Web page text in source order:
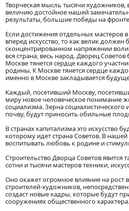
Творческая мысль тысячи
величию достойное нашей
результаты, большие победы на фронте
Если достижения отдельных мастеров
вперед искусство, то как велик
сконцентрированном напряжении воли
вся страна, весь народ. Дворец
Москве тянется сердце каждого
родины. К Москве тянется сердце
именно в Москве закладывается
Каждый, посетивший Москву,
миру новое человеческое понимание
социализма. Зерна социалистического
почву, будут приносить обильные
В странах капитализма это искусство
которому идет страна Советов. В
воспитывать любовь к родине и
Строительство Дворца Советов
сотни и тысячи мастеров техники,
Оно окажет огромное влияние на рост
строителей-художников,
создаст новые кадры, которые будут
сооружениях общественного характера.